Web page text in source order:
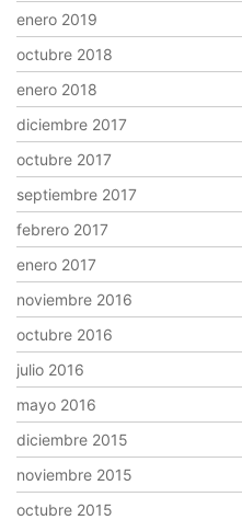
enero 2019
octubre 2018
enero 2018
diciembre 2017
octubre 2017
septiembre 2017
febrero 2017
enero 2017
noviembre 2016
octubre 2016
julio 2016
mayo 2016
diciembre 2015
noviembre 2015
octubre 2015